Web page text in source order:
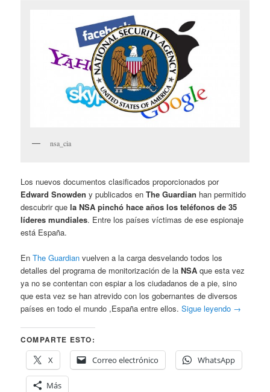
nsa_cia
Los nuevos documentos clasificados proporcionados por
Edward Snowden y publicados enThe Guardian han permitido
descubrir quela NSA pinchó hace años los teléfonos de 35
líderes mundiales. Entre los países víctimas de ese espionaje
está España.
EnThe Guardian vuelven a la carga desvelando todos los
detalles del programa de monitorización de laNSA que esta vez
ya no se contentan con espiar a los ciudadanos de a pie, sino
que esta vez se han atrevido con los gobernantes de diversos
países en todo el mundo ,España entre ellos.Sigue leyendo →
COMPARTE ESTO:
X
Correo electrónico WhatsApp
Más